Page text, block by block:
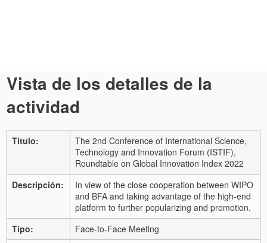
Vista de los detalles de la
actividad
Título:
The 2nd Conference of International Science,
Technology and Innovation Forum (ISTIF),
Roundtable on Global Innovation Index 2022
Descripción:
In view of the close cooperation between WIPO
and BFA and taking advantage of the high-end
platform to further popularizing and promotion.
Tipo:
Face-to-Face Meeting